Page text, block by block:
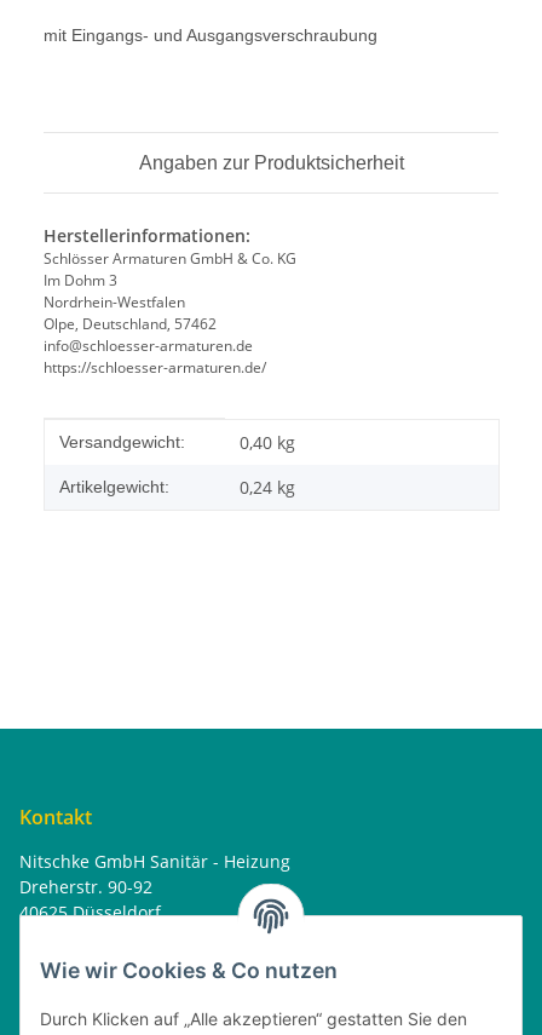
Wie wir Cookies & Co nutzen
Durch Klicken auf „Alle akzeptieren“ gestatten Sie den
mit Eingangs- und Ausgangsverschraubung
Angaben zur Produktsicherheit
Herstellerinformationen:
Schlösser Armaturen GmbH & Co. KG
Im Dohm 3
Nordrhein-Westfalen
Olpe, Deutschland, 57462
info@schloesser-armaturen.de
https://schloesser-armaturen.de/
Produkteigenschaft
Wert
Versandgewicht: 0,40 kg
Artikelgewicht: 0,24 kg
Kontakt
Nitschke GmbH Sanitär - Heizung
Dreherstr. 90-92
40625 Düsseldorf
home@nitschkegmbh.de